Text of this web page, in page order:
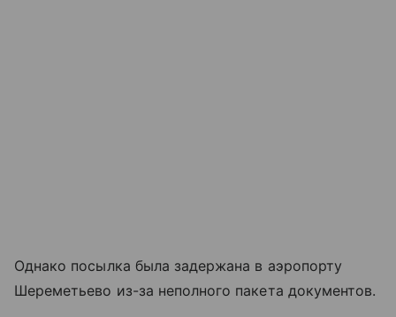
Однако посылка была задержана в аэропорту
Шереметьево из-за неполного пакета документов.